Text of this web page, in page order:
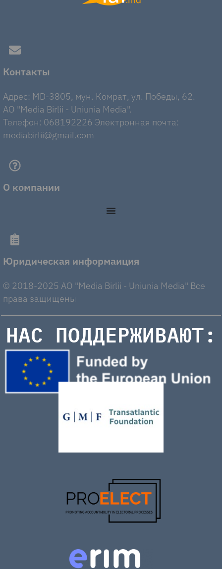
Контакты
Адрес: MD-3805, мун. Комрат, ул. Победы, 62.
AO "Media Birlii - Uniunia Media".
Телефон: 068192226 Электронная почта:
mediabirlii@gmail.com
О компании
Юридическая информаиция
© 2018-2025 AO "Media Birlii - Uniunia Media" Все
права защищены
НАС ПОДДЕРЖИВАЮТ: